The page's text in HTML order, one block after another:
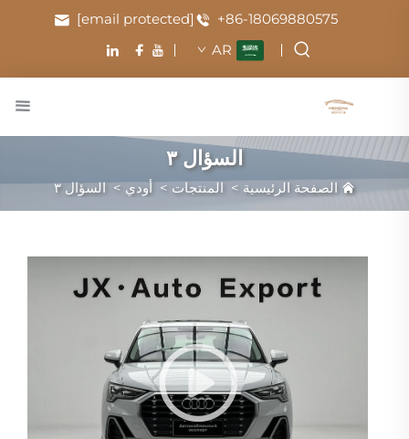
+86-18069880575
[email protected]
AR
السؤال ٣
الصفحة الرئيسية > المنتجات > أودي >السؤال ٣